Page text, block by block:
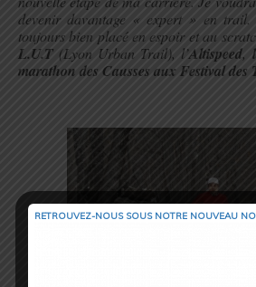
devenir davantage « expert » en trail.
toujours bien placé en espoir et au
L.U.T (Lyon Urban Trail), l’Altispeed,
marathon des Causses aux Festival des
RETROUVEZ-NOUS SOUS NOTRE NOUVEAU